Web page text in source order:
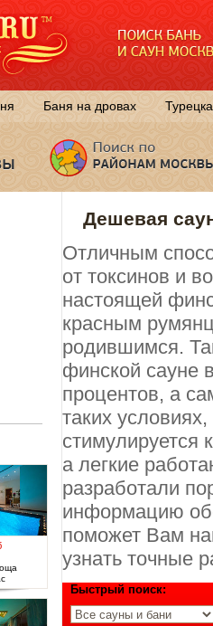
Баня на дровах
Дешевая
Отличным
от токсинов и
настоящей
красным
родившимся.
финской сауне
процентов, а
таких
стимулируется
а легкие
разработали
информацию
поможет Вам
узнать точные
Быстрый поиск: